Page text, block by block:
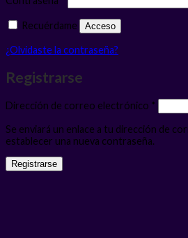
Recuérdame Acceso
¿Olvidaste la contraseña?
Registrarse
Dirección de correo electrónico *
Se enviará un enlace a tu dirección de
establecer una nueva contraseña.
Registrarse